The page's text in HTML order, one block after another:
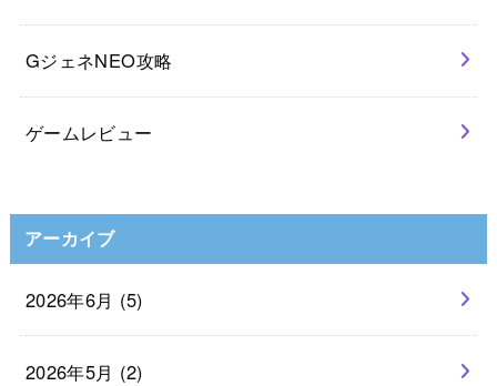
GジェネNEO攻略
ゲームレビュー
アーカイブ
2026年6月 (5)
2026年5月 (2)